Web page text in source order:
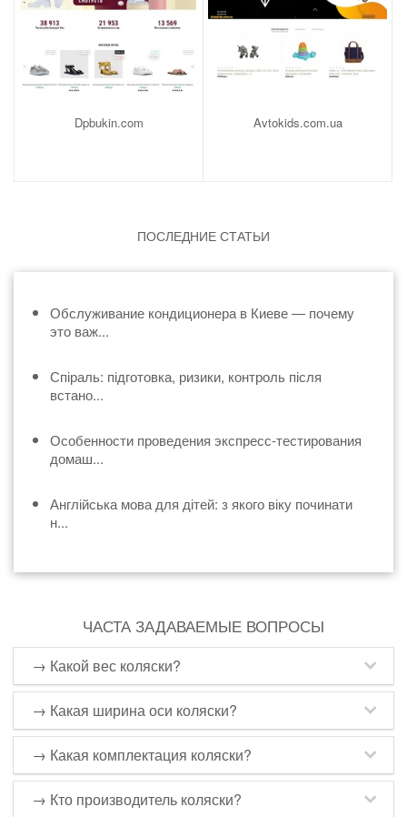
Dpbukin.com Avtokids.com.ua
ПОСЛЕДНИЕ СТАТЬИ
Обслуживание кондиционера в Киеве — почему
это важ...
Спіраль: підготовка, ризики, контроль після
встано...
Особенности проведения экспресс-тестирования
домаш...
Англійська мова для дітей: з якого віку починати
н...
ЧАСТА ЗАДАВАЕМЫЕ ВОПРОСЫ
→ Какой вес коляски?
Коляска Adamex Katrina — её вес составляет 17 кг.
→ Какая ширина оси коляски?
Коляска Adamex Katrina имеет ширину оси всего
лишь 59 см.
→ Какая комплектация коляски?
→ Кто производитель коляски?